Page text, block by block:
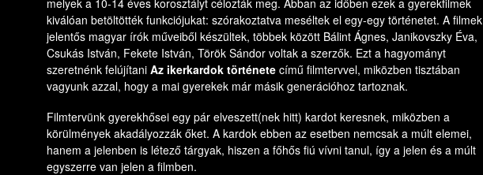
melyek a 10-14 éves korosztályt célozták meg. Abban az időben ezek a gyerekfilmek
kiválóan betöltötték funkciójukat: szórakoztatva meséltek el egy-egy történetet. A filmek
jelentős magyar írók műveiből készültek, többek között Bálint Ágnes, Janikovszky Éva,
Csukás István, Fekete István, Török Sándor voltak a szerzők. Ezt a hagyományt
szeretnénk felújítani Az ikerkardok története című filmtervvel, miközben tisztában
vagyunk azzal, hogy a mai gyerekek már másik generációhoz tartoznak.
Filmtervünk gyerekhősei egy pár elveszett(nek hitt) kardot keresnek, miközben a
körülmények akadályozzák őket. A kardok ebben az esetben nemcsak a múlt elemei,
hanem a jelenben is létező tárgyak, hiszen a főhős fiú vívni tanul, így a jelen és a múlt
egyszerre van jelen a filmben.